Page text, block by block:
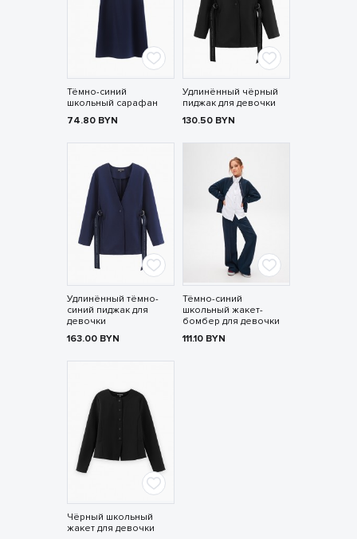
Тёмно-синий
школьный сарафан
74.80 BYN
Удлинённый чёрный
пиджак для девочки
130.50 BYN
Удлинённый тёмно-
синий пиджак для
девочки
163.00 BYN
Тёмно-синий
школьный жакет-
бомбер для девочки
111.10 BYN
Чёрный школьный
жакет для девочки